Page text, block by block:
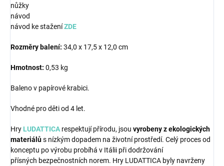
nůžky
návod
návod ke staženíZDE
Rozměry balení: 34,0 x 17,5 x 12,0 cm
Hmotnost: 0,53 kg
Baleno v papírové krabici.
Vhodné pro děti od 4 let.
Hry LUDATTICArespektují přírodu, jsou vyrobeny z ekologických
materiálůs nízkým dopadem na životní prostředí. Celý proces od
konceptu po výrobu probíhá v Itálii při dodržování
přísných bezpečnostních norem. Hry LUDATTICA byly navrženy